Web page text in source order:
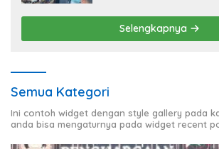
Selengkapnya
Semua Kategori
Ini contoh widget dengan style gallery pada
anda bisa mengaturnya pada widget recent